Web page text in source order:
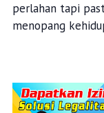
perlahan tapi
menopang